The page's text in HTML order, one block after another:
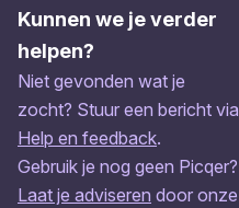
Kunnen we je verder
helpen?
Niet gevonden wat je
zocht? Stuur een bericht via
Help en feedback.
Gebruik je nog geen Picqer?
Laat je adviseren door onze